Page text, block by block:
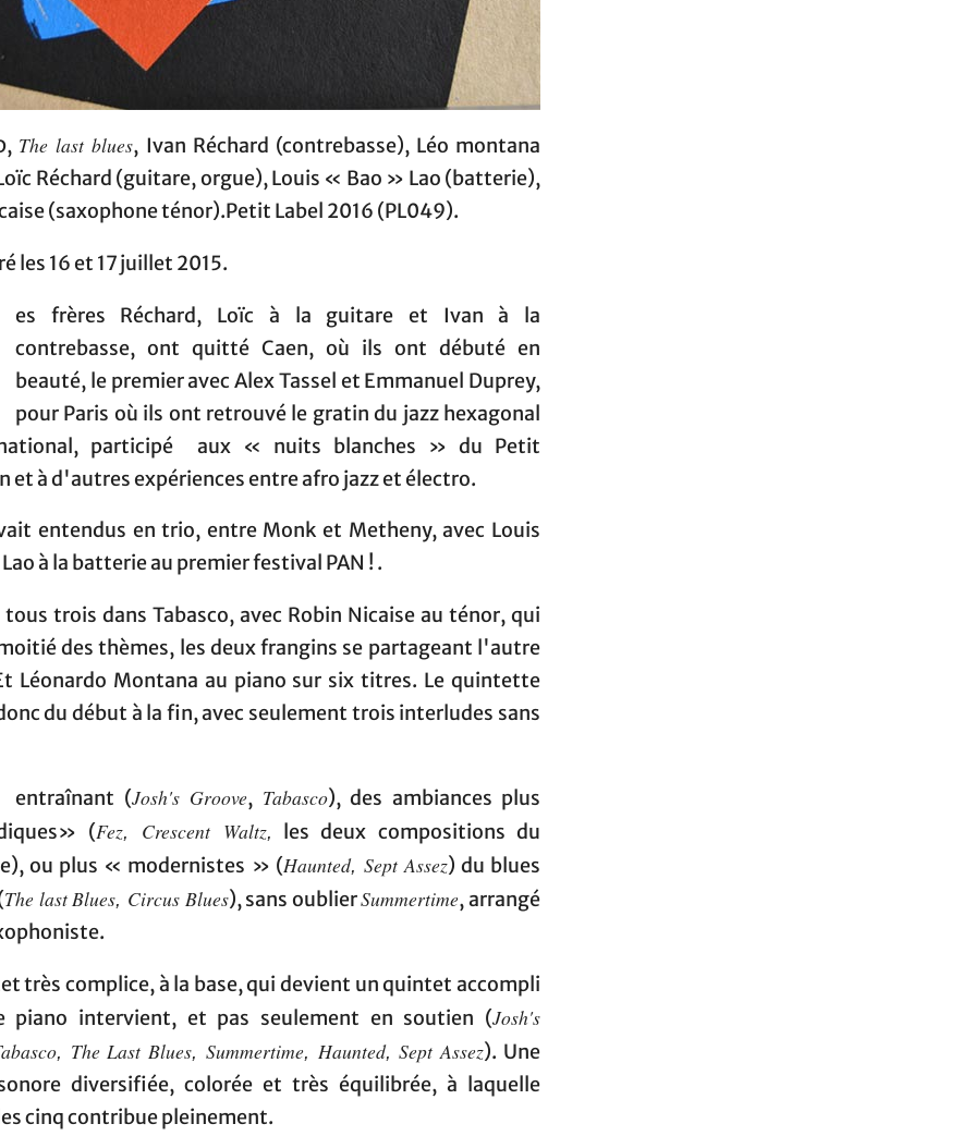
, The last blues, Ivan Réchard (contrebasse), Léo montana
Réchard (guitare, orgue), Louis « Bao » Lao (batterie),
(saxophone ténor).Petit Label 2016 (PL049).
les 16 et 17 juillet 2015.
es frères Réchard, Loïc à la guitare et Ivan à la
contrebasse, ont quitté Caen, où ils ont débuté en
beauté, le premier avec Alex Tassel et Emmanuel Duprey,
pour Paris où ils ont retrouvé le gratin du jazz hexagonal
participé aux « nuits blanches » du Petit
et à d'autres expériences entre afro jazz et électro.
entendus en trio, entre Monk et Metheny, avec Louis
à la batterie au premier festival PAN ! .
tous trois dans Tabasco, avec Robin Nicaise au ténor, qui
des thèmes, les deux frangins se partageant l'autre
Léonardo Montana au piano sur six titres. Le quintette
du début à la fin, avec seulement trois interludes sans
entraînant (Josh's Groove, Tabasco), des ambiances plus
(Fez, Crescent Waltz,
les deux compositions du
ou plus « modernistes » (Haunted, Sept Assez) du blues
The last Blues, Circus Blues), sans oublierSummertime, arrangé
très complice, à la base, qui devient un quintet accompli
piano intervient, et pas seulement en soutien (Josh's
, The Last Blues, Summertime, Haunted,Sept Assez). Une
diversifiée, colorée et très équilibrée, à laquelle
cinq contribue pleinement.